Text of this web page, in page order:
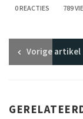
0 REACTIES 789
Vorigeartikel